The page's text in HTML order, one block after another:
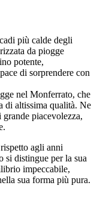
più calde degli
da piogge
potente,
di sorprendere con
nel Monferrato, che
di altissima qualità. Ne
piacevolezza,
agli anni
si distingue per la sua
impeccabile,
sua forma più pura.